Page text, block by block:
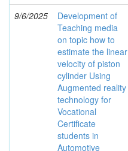
9/6/2025
Development of
Teaching media
on topic how to
estimate the linear
velocity of piston
cylinder Using
Augmented reality
technology for
Vocational
Certificate
students in
Automotive